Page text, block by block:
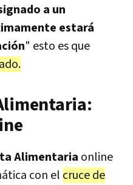
a un
estará
" esto es que
Alimentaria online
con el cruce de